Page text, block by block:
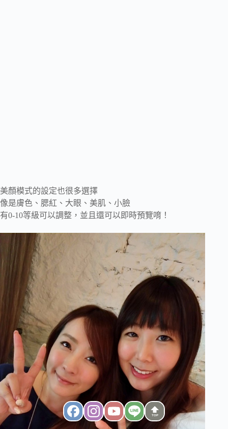
美顏模式的設定也很多選擇
像是膚色、腮紅、大眼、美肌、小臉
有0-10等級可以調整，並且還可以即時預覽唷！
TOP